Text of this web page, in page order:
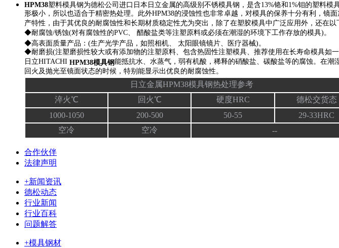
HPM38塑料模具钢为德松公司进口日本日立金属的高级别不锈模具钢，是含13%铬和1%钼的塑料
形极小，所以也适合于精密热处理。此外HPM38的浸蚀性也非常卓越，对模具的保养十分有利，镜
产特性，由于其优良的耐腐蚀性和长期材质稳定性尤为突出，除了在塑胶模具中广泛应用外，还在以
◆耐腐蚀/锈蚀(对有腐蚀性的PVC、 醋酸盐类等注塑原料或必须在潮湿的环境下工作存放的模具)。
◆高表面质量产品：(生产光学产品，如照相机、 太阳眼镜镜片、医疗器械)。
◆耐磨损(注塑磨损性较大或有添加物的注塑原料、包含热固性注塑模具、推荐使用在长寿命模具如一
日立HITACHI HPM38模具钢能抵抗水、水蒸气，弱有机酸，稀释的硝酸盐、碳酸盐等的腐蚀。在
回火及抛光至镜面状态的时候，特别能显示出优良的耐腐蚀性。
日立金属HPM38模具钢热处理参考
淬火℃
回火℃ 硬度HRC
德松交货态
1000-1050
200-500 50-55
29-33HRC
空冷
空冷 --
合作伙伴
法律声明
+新闻资讯
德松动态
行业新闻
行业百科
问题解答
+模具钢材